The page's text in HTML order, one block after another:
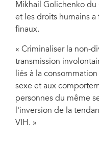
Mikhail Golichenko du
et les droits humains
finaux.
« Criminaliser la non-
transmission
liés à la
sexe et aux
personnes du même
l'inversion de la
VIH. »